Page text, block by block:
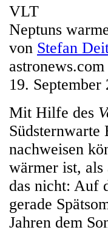
VLT
Neptuns
von Stefan
astronews.com
19. September
Mit Hilfe des
Südsternwarte
nachweisen
wärmer ist, als
das nicht: Auf
gerade
Jahren dem